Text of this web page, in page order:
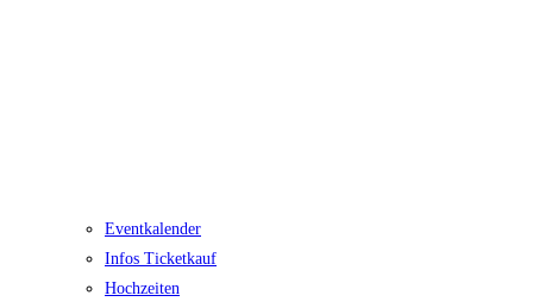
Eventkalender
Infos Ticketkauf
Hochzeiten